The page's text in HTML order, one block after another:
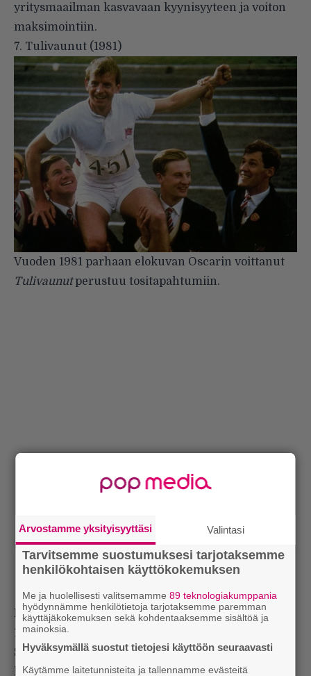
yritysmaailman kasvavaan kyynisyyteen ja voiton
maksimointiin.
7. Tulivaunut (1981)
Vuoden 1981 parhaan elokuvan Oscarin voittanut
Tulivaunutperustuu tositapahtumiin.
Kaksi brittiläistä sprintteriä valmistautuu vuoden
1924 Pariisin olympialaisten sadan metrin kisaan.
Skottilainen Eric Liddle (Ian Charleson) on harras
kristitty, joka palvelee Jumalaansa juoksemalla.
Arvostamme yksityisyyttäsi Valintasi
Tarvitsemme suostumuksesi tarjotaksemme
henkilökohtaisen käyttökokemuksen
Me ja huolellisesti valitsemamme89 teknologiakumppania
hyödynnämme henkilötietoja tarjotaksemme paremman
käyttäjäkokemuksen sekä kohdentaaksemme sisältöä ja
mainoksia.
Hyväksymällä suostut tietojesi käyttöön seuraavasti
Käytämme laitetunnisteita ja tallennamme evästeitä